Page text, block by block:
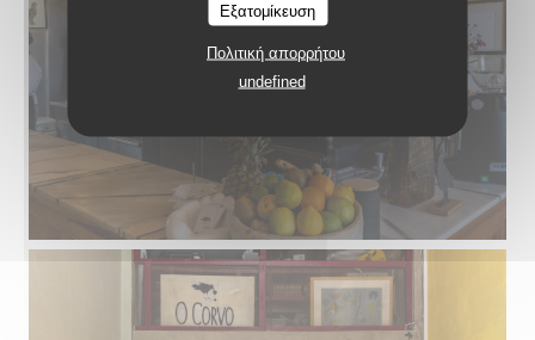
Εξατομίκευση
Πολιτική απορρήτου
undefined